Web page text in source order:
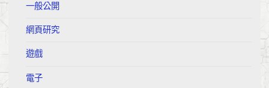
一般公開
網頁研究
遊戲
電子